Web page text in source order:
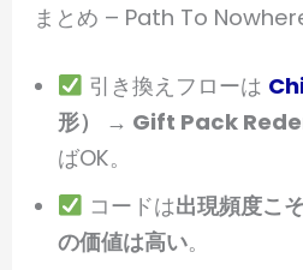
まとめ – Path To
引き換えフローは
形） → Gift Pack
ばOK。
コードは出現頻度こ
の価値は高い。